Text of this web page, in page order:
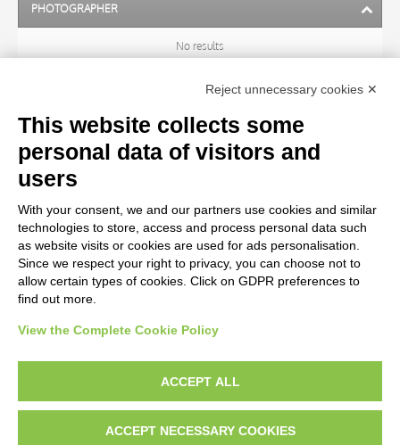
PHOTOGRAPHER
No results
TITLE
MATERIAL AND TECHNIQUE
CENTURY
diritto d’autore, legge 22 aprile 1941 n. 633. I diritti degli autori, degli artisti e
dei fotografi che hanno realizzato le opere e le immagini, degli enti e delle
istituzioni che ne sono proprietari, sono riservati. Si vieta quindi la
Reject unnecessary cookies ✕
This website collects some
personal data of visitors and
users
With your consent, we and our partners use cookies and similar
technologies to store, access and process personal data such
as website visits or cookies are used for ads personalisation.
Since we respect your right to privacy, you can choose not to
allow certain types of cookies. Click on GDPR preferences to
find out more.
View the Complete Cookie Policy
ACCEPT ALL
ACCEPT NECESSARY COOKIES